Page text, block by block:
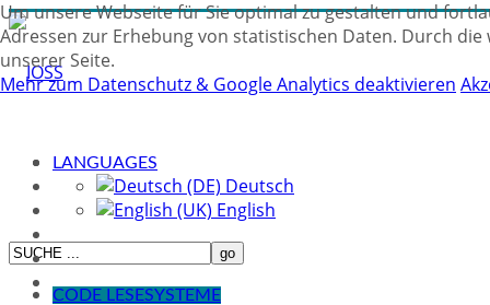
LANGUAGES
Deutsch
English
CODE LESESYSTEME
Um unsere Webseite für Sie optimal zu gestalten und
Adressen zur Erhebung von statistischen Daten. Durch
unserer Seite.
Mehr zum Datenschutz & Google Analytics deaktivieren